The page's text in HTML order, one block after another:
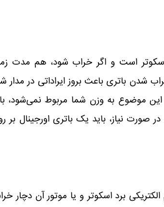
اسکوتر است و اگر خراب شود، هم مدت
باتری باعث بروز ایراداتی در مدار
موضوع به وزن شما مربوط نمی‌شود،
صورت نیاز، باید یک باتری اورجینال بر
برد اسکوتر و یا موتور آن دچار